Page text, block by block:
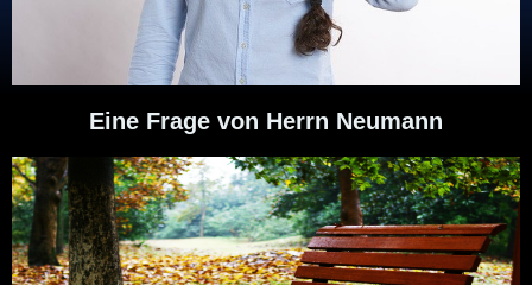
Eine Frage von Herrn Neumann